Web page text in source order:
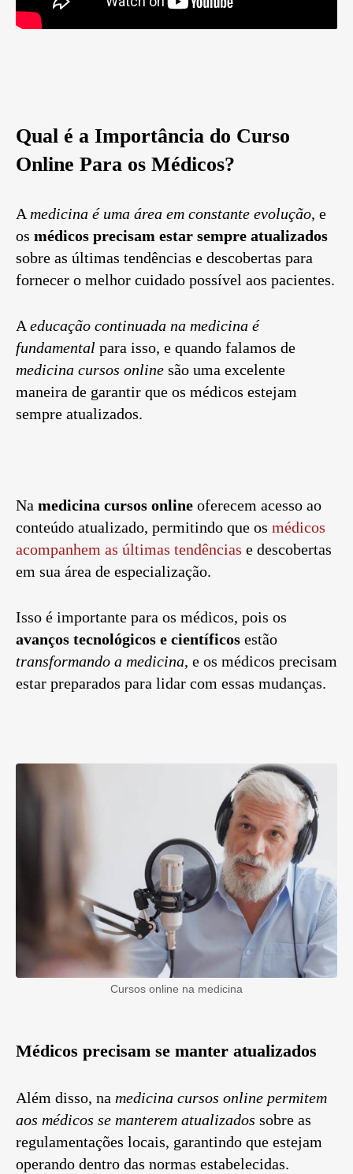
Qual é a Importância do Curso
Online Para os Médicos?
A medicina é uma área em constante evolução, e
os médicos precisam estar sempre atualizados
sobre as últimas tendências e descobertas para
fornecer o melhor cuidado possível aos pacientes.
A educação continuada na medicina é
fundamental para isso, e quando falamos de
medicina cursos online são uma excelente
maneira de garantir que os médicos estejam
sempre atualizados.
Na medicina cursos online oferecem acesso ao
conteúdo atualizado, permitindo que os médicos
acompanhem as últimas tendências e descobertas
em sua área de especialização.
Isso é importante para os médicos, pois os
avanços tecnológicos e científicos estão
transformando a medicina, e os médicos precisam
estar preparados para lidar com essas mudanças.
Cursos online na medicina
Médicos precisam se manter atualizados
Além disso, na medicina cursos online permitem
aos médicos se manterem atualizados sobre as
regulamentações locais, garantindo que estejam
operando dentro das normas estabelecidas.